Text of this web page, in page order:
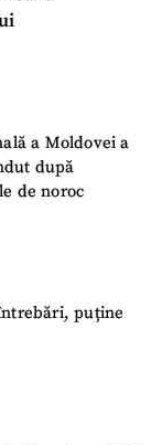
a Moldovei a
după
de noroc
puține